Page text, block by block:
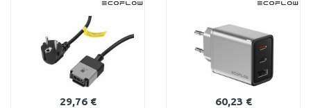
29,76 € 60,23 €